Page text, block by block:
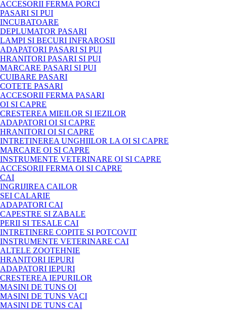
ACCESORII FERMA PORCI
PASARI SI PUI
INCUBATOARE
DEPLUMATOR PASARI
LAMPI SI BECURI INFRAROSII
ADAPATORI PASARI SI PUI
HRANITORI PASARI SI PUI
MARCARE PASARI SI PUI
CUIBARE PASARI
COTETE PASARI
ACCESORII FERMA PASARI
OI SI CAPRE
CRESTEREA MIEILOR SI IEZILOR
ADAPATORI OI SI CAPRE
HRANITORI OI SI CAPRE
INTRETINEREA UNGHIILOR LA OI SI CAPRE
MARCARE OI SI CAPRE
INSTRUMENTE VETERINARE OI SI CAPRE
ACCESORII FERMA OI SI CAPRE
CAI
INGRIJIREA CAILOR
SEI CALARIE
ADAPATORI CAI
CAPESTRE SI ZABALE
PERII SI TESALE CAI
INTRETINERE COPITE SI POTCOVIT
INSTRUMENTE VETERINARE CAI
ALTELE ZOOTEHNIE
HRANITORI IEPURI
ADAPATORI IEPURI
CRESTEREA IEPURILOR
MASINI DE TUNS OI
MASINI DE TUNS VACI
MASINI DE TUNS CAI